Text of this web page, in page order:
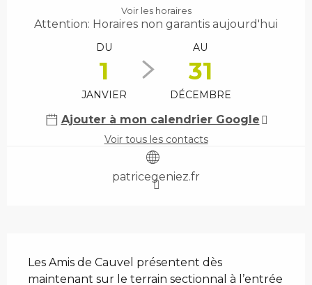
Voir les horaires
Attention: Horaires non garantis aujourd'hui
DU
1
JANVIER
AU
31
DÉCEMBRE
Ajouter à mon calendrier Google
Voir tous les contacts
patricegeniez.fr
Les Amis de Cauvel présentent dès
maintenant sur le terrain sectionnal à l’entrée